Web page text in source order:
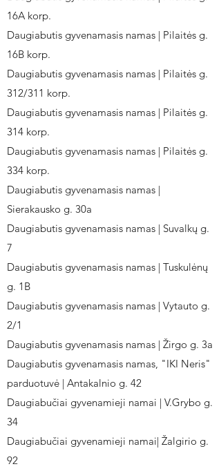
16A korp.
Daugiabutis gyvenamasis namas | Pilaitės g.
16B korp.
Daugiabutis gyvenamasis namas | Pilaitės g.
312/311 korp.
Daugiabutis gyvenamasis namas | Pilaitės g.
314 korp.
Daugiabutis gyvenamasis namas | Pilaitės g.
334 korp.
Daugiabutis gyvenamasis namas |
Sierakausko g. 30a
Daugiabutis gyvenamasis namas | Suvalkų g.
7
Daugiabutis gyvenamasis namas | Tuskulėnų
g. 1B
Daugiabutis gyvenamasis namas | Vytauto g.
2/1
Daugiabutis gyvenamasis namas | Žirgo g. 3a
Daugiabutis gyvenamasis namas, "IKI Neris"
parduotuvė | Antakalnio g. 42
Daugiabučiai gyvenamieji namai | V.Grybo g.
34
Daugiabučiai gyvenamieji namai| Žalgirio g.
92